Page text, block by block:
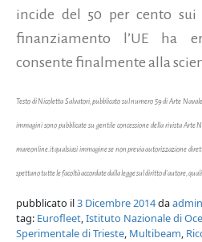
incide del 50 per cento sui
finanziamento l’UE ha
consente finalmente alla
Testo di Nicoletta Salvatori, pubblicato sulnumero 59 di Arte
immagini sono pubblicate su gentile concessione della rivista Arte
mareonline.it qualsiasi immagine se non previa autorizzazione
spettano tutte le facoltà accordate dalla legge sul diritto d'autore,
pubblicato il3 Dicembre 2014daadmin
tag: Eurofleet,Istituto Nazionale di
Sperimentale di Trieste, Multibeam,